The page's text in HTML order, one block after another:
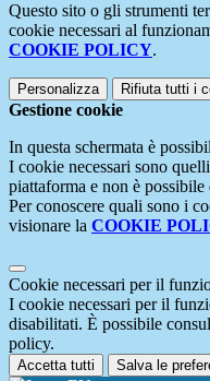
Questo sito o gli strumenti
cookie necessari al
COOKIE POLICY.
Personalizza Rifiuta tutti i
Gestione cookie
In questa schermata è
I cookie necessari sono
piattaforma e non è
Per conoscere quali sono i
visionare la COOKIE
Cookie necessari per il
I cookie necessari per il
disabilitati. È possibile
policy.
Accetta tutti Salva le